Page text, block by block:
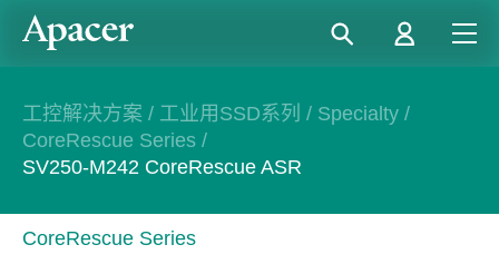
工控解决方案 / 工业用SSD系列 / Specialty /
CoreRescue Series /
SV250-M242 CoreRescue ASR
CoreRescue Series